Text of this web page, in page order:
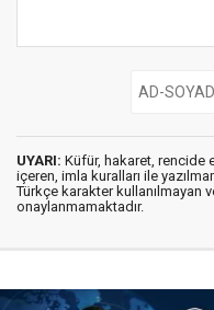
UYARI: Küfür, hakaret, rencide
içeren, imla kuralları ile
Türkçe karakter kullanılmayan
onaylanmamaktadır.